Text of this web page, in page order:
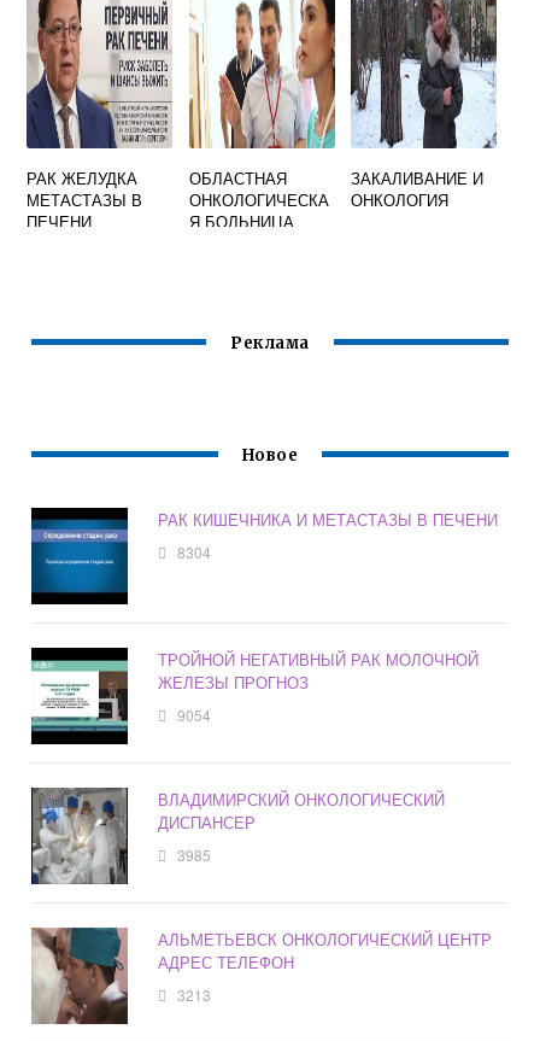
РАК ЖЕЛУДКА
МЕТАСТАЗЫ В
ПЕЧЕНИ
ОБЛАСТНАЯ
ОНКОЛОГИЧЕСКА
Я БОЛЬНИЦА
ЗАКАЛИВАНИЕ И
ОНКОЛОГИЯ
Реклама
Новое
РАК КИШЕЧНИКА И МЕТАСТАЗЫ В ПЕЧЕНИ
8304
ТРОЙНОЙ НЕГАТИВНЫЙ РАК МОЛОЧНОЙ
ЖЕЛЕЗЫ ПРОГНОЗ
9054
ВЛАДИМИРСКИЙ ОНКОЛОГИЧЕСКИЙ
ДИСПАНСЕР
3985
АЛЬМЕТЬЕВСК ОНКОЛОГИЧЕСКИЙ ЦЕНТР
АДРЕС ТЕЛЕФОН
3213